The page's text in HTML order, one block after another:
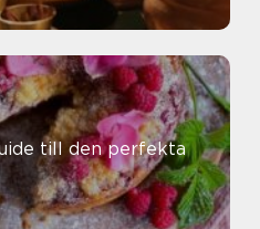
till den perfekta